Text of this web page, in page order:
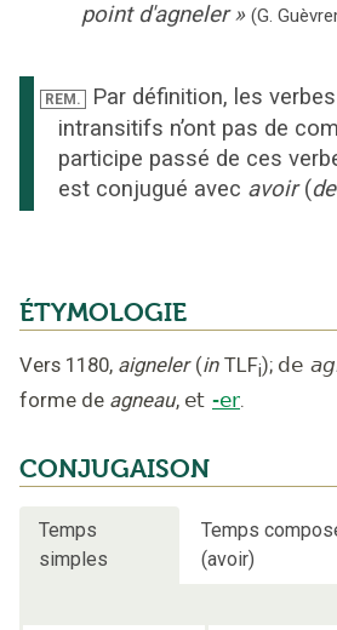
point d'agneler » (G.
REM.
Par définition, les
intransitifs n’ont pas de
participe passé de ces
est conjugué avec avoir (
ÉTYMOLOGIE
Vers 1180, aigneler (in TLFi); de
forme de agneau, et -er.
CONJUGAISON
Temps
simples
Temps
(avoir)